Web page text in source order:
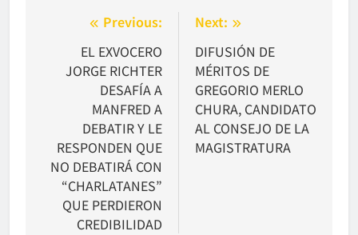
Navegación
entradas
Previous:
EL EXVOCERO
JORGE RICHTER
DESAFÍA A
MANFRED A
DEBATIR Y LE
RESPONDEN QUE
NO DEBATIRÁ CON
“CHARLATANES”
QUE PERDIERON
CREDIBILIDAD
Next:
DIFUSIÓN DE
MÉRITOS DE
GREGORIO MERLO
CHURA, CANDIDATO
AL CONSEJO DE LA
MAGISTRATURA